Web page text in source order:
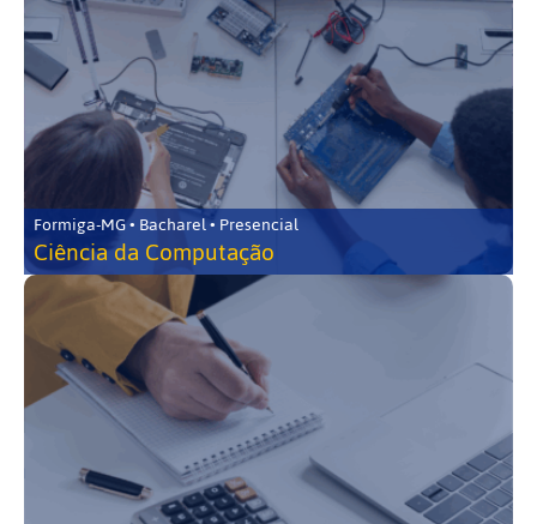
Formiga-MG • Bacharel • Presencial
Ciência da Computação